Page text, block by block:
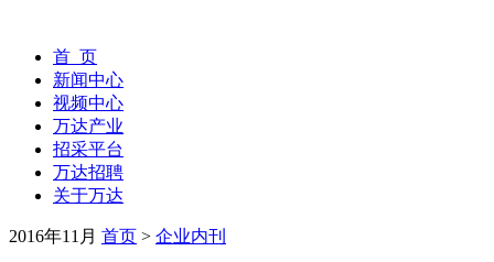
首 页
新闻中心
视频中心
万达产业
招采平台
万达招聘
关于万达
2016年11月 首页 > 企业内刊